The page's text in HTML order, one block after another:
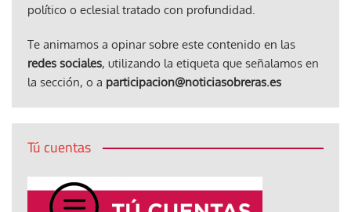
político o eclesial tratado con profundidad.
Te animamos a opinar sobre este contenido en las
redes sociales, utilizando la etiqueta que señalamos en
la sección, o a participacion@noticiasobreras.es
Tú cuentas